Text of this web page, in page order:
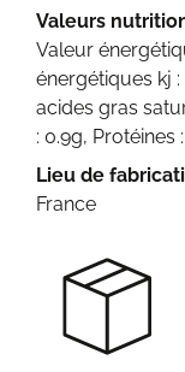
Valeurs
Valeur
énergétiques kj
acides gras
: 0.9g, Protéines
Lieu de
France